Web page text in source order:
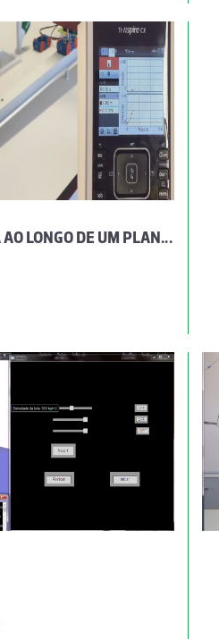
ENERGIA CINÉTICA AO LONGO DE UM PLANO INCLINADO